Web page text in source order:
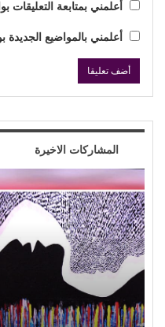
أعلمني بمتابعة التعليقات
أعلمني بالمواضيع الجديدة
المشاركات الاخيرة